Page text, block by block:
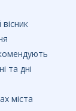
та дні
міста